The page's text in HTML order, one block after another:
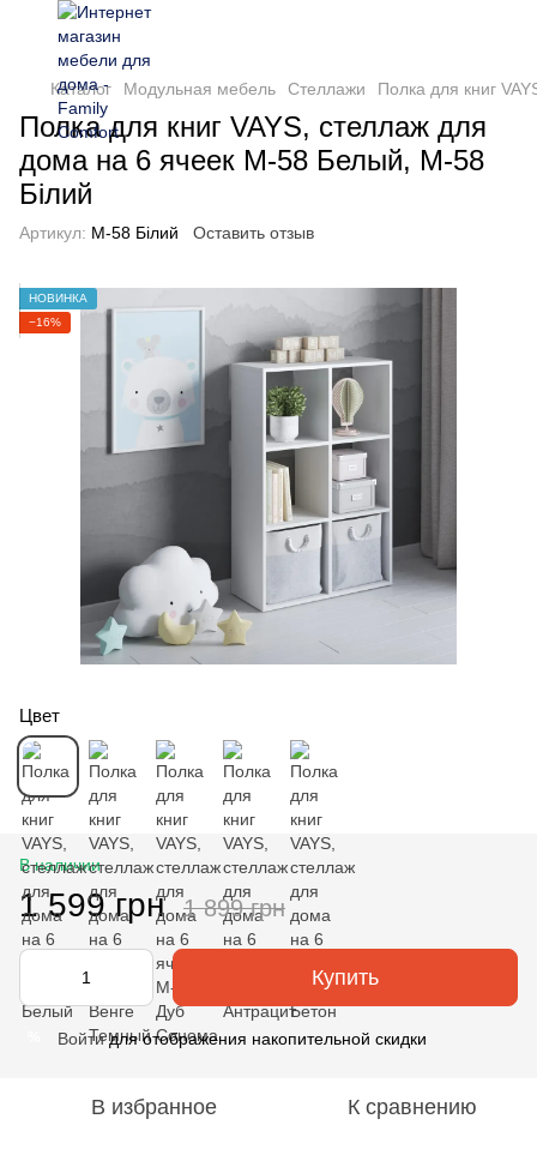
Каталог Модульная мебель Стеллажи Полка для книг
Полка для книг VAYS, стеллаж для
дома на 6 ячеек M-58 Белый, M-58
Білий
Артикул: M-58 Білий Оставить отзыв
НОВИНКА
−16%
Цвет
В наличии
1 599 грн 1 899 грн
Купить
Войтидля отображения накопительной скидки
В избранное К сравнению